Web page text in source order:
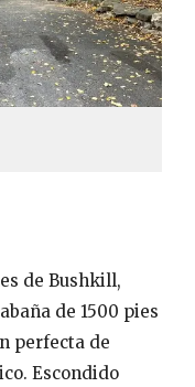
de Bushkill,
de 1500 pies
perfecta de
Escondido